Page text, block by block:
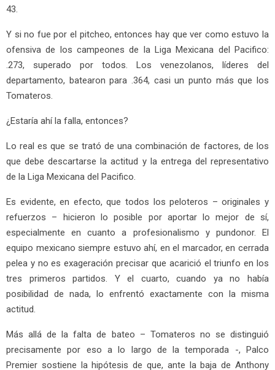
43.
Y si no fue por el pitcheo, entonces hay que ver como estuvo la
ofensiva de los campeones de la Liga Mexicana del Pacifico:
.273, superado por todos. Los venezolanos, líderes del
departamento, batearon para .364, casi un punto más que los
Tomateros.
¿Estaría ahí la falla, entonces?
Lo real es que se trató de una combinación de factores, de los
que debe descartarse la actitud y la entrega del representativo
de la Liga Mexicana del Pacifico.
Es evidente, en efecto, que todos los peloteros – originales y
refuerzos – hicieron lo posible por aportar lo mejor de sí,
especialmente en cuanto a profesionalismo y pundonor. El
equipo mexicano siempre estuvo ahí, en el marcador, en cerrada
pelea y no es exageración precisar que acarició el triunfo en los
tres primeros partidos. Y el cuarto, cuando ya no había
posibilidad de nada, lo enfrentó exactamente con la misma
actitud.
Más allá de la falta de bateo – Tomateros no se distinguió
precisamente por eso a lo largo de la temporada -, Palco
Premier sostiene la hipótesis de que, ante la baja de Anthony